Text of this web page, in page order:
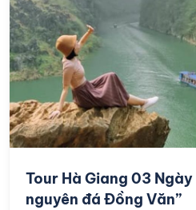
Tour Hà Giang 03
nguyên đá Đồng Văn”